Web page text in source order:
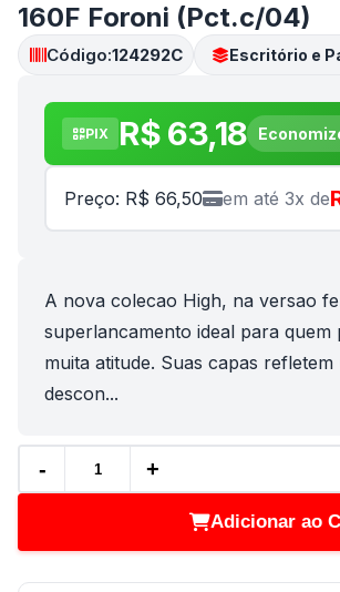
160F Foroni (Pct.c/04)
Código:124292C Escritório e
PIX R$ 63,18
Preço: R$ 66,50 em até 3x de
A nova colecao High, na versao
superlancamento ideal para
muita atitude. Suas capas
descon...
- +
Adicionar ao